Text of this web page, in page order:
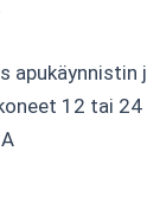
12 tai